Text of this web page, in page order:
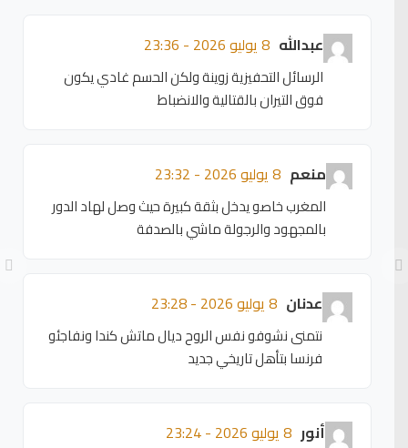
عبدالله 8 يوليو 2026 - 23:36
الرسائل التحفيزية زوينة ولكن الحسم غادي يكون
فوق التيران بالقتالية والانضباط
منعم 8 يوليو 2026 - 23:32
المغرب خاصو يدخل بثقة كبيرة حيث وصل لهاد الدور
بالمجهود والرجولة ماشي بالصدفة
عدنان 8 يوليو 2026 - 23:28
نتمنى نشوفو نفس الروح ديال ماتش كندا ونفاجئو
فرنسا بتأهل تاريخي جديد
أنور 8 يوليو 2026 - 23:24